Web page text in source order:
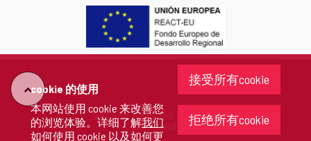
cookie 的使用
本网站使用 cookie 来改善您
的浏览体验。详细了解我们
如何使用 cookie 以及如何更
接受所有cookie
拒绝所有cookie
会
打
开
一
口。
一
口。
会
打
开
一
个
窗
口。
会
开
一
个
新
窗
口。
"回
去"
版权 2026 - 卡斯蒂利亚-莱昂省政府
保留所有权利